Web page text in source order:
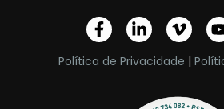
F
a
c
e
L
i
n
k
d
V
i
m
e
-
t
Política de Privacidade |